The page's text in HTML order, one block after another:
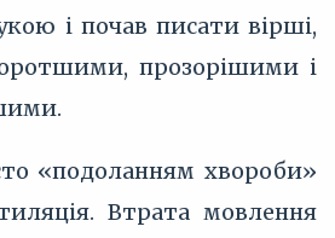
і почав писати вірші,
прозорішими і
«подоланням хвороби»
Втрата мовлення